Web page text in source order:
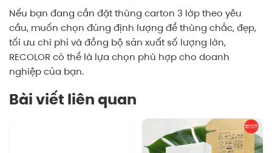
Nếu bạn đang cần đặt thùng carton 3 lớp theo yêu
cầu, muốn chọn đúng định lượng để thùng chắc, đẹp,
tối ưu chi phí và đồng bộ sản xuất số lượng lớn,
RECOLOR có thể là lựa chọn phù hợp cho doanh
nghiệp của bạn.
Bài viết liên quan